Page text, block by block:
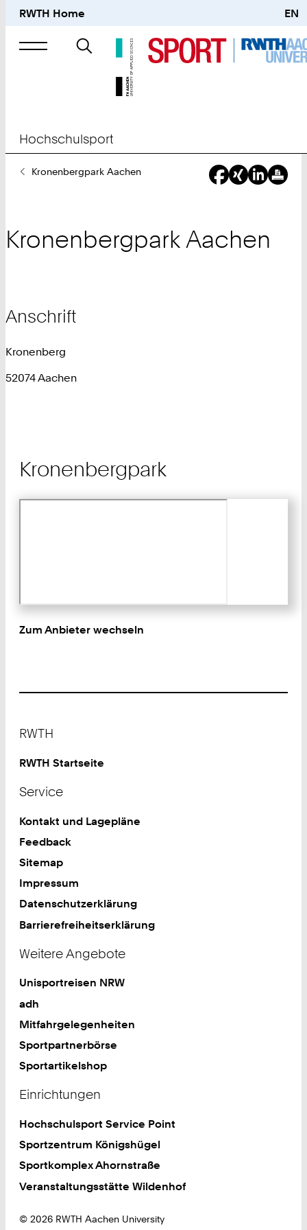
RWTH Home EN
Suche
nach
Hochschulsport
SieKronenbergpark Aachen
Kronenbergpark Aachen
Anschrift
Kronenberg
52074 Aachen
Kronenbergpark
Zum Anbieter wechseln
RWTH
RWTH Startseite
Service
Kontakt und Lagepläne
Feedback
Sitemap
Impressum
Datenschutzerklärung
Barrierefreiheitserklärung
Weitere Angebote
Unisportreisen NRW
adh
Mitfahrgelegenheiten
Sportpartnerbörse
Sportartikelshop
Einrichtungen
Hochschulsport Service Point
Sportzentrum Königshügel
Sportkomplex Ahornstraße
Veranstaltungsstätte Wildenhof
© 2026 RWTH Aachen University